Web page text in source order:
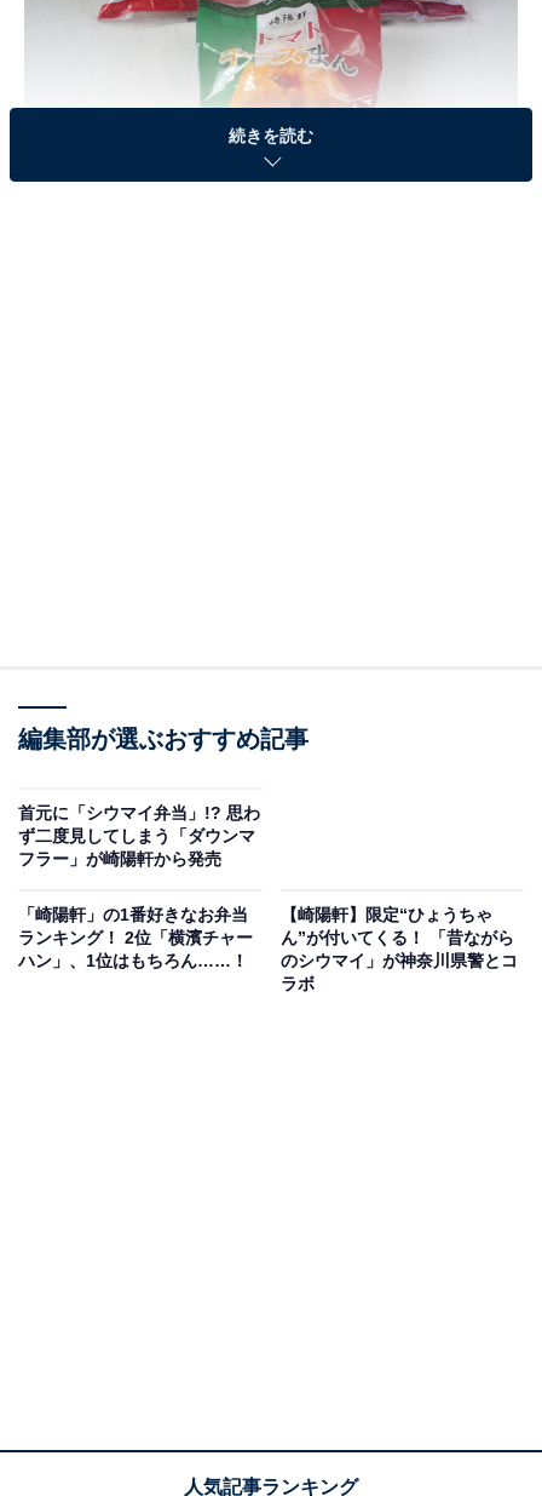
肉まんは、程よいサイズにカットした野菜と豚肉の食感
に生姜の風味をプラスしたあんを使用した広東風。
続きを読む
編集部が選ぶおすすめ記事
首元に「シウマイ弁当」!? 思わ
ず二度見してしまう「ダウンマ
フラー」が崎陽軒から発売
「崎陽軒」の1番好きなお弁当
ランキング！ 2位「横濱チャー
ハン」、1位はもちろん……！
【崎陽軒】限定“ひょうちゃ
ん”が付いてくる！ 「昔ながら
のシウマイ」が神奈川県警とコ
ラボ